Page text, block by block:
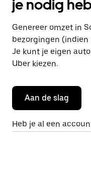
je nodig
Genereer omzet in
bezorgingen
Je kunt je eigen
Uber kiezen.
Aan de slag
Heb je al een